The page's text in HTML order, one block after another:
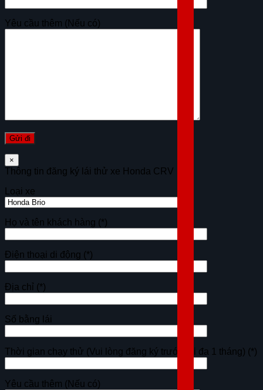
Yêu cầu thêm (Nếu có)
×
Thông tin đăng ký lái thử xe Honda CRV
Loại xe
Họ và tên khách hàng (*)
Điện thoại di động (*)
Địa chỉ (*)
Số bằng lái
Thời gian chạy thử (Vui lòng đăng ký trước tối đa 1 tháng) (*)
Yêu cầu thêm (Nếu có)